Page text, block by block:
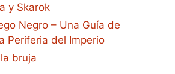
y Skarok
Negro – Una Guía de
Periferia del Imperio
bruja